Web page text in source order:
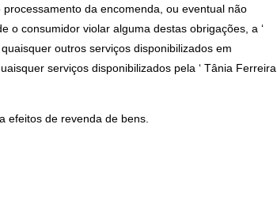
da encomenda, ou eventual não
o consumidor violar alguma destas obrigações, a ‘
outros serviços disponibilizados em
serviços disponibilizados pela ‘ Tânia Ferreira
efeitos de revenda de bens.